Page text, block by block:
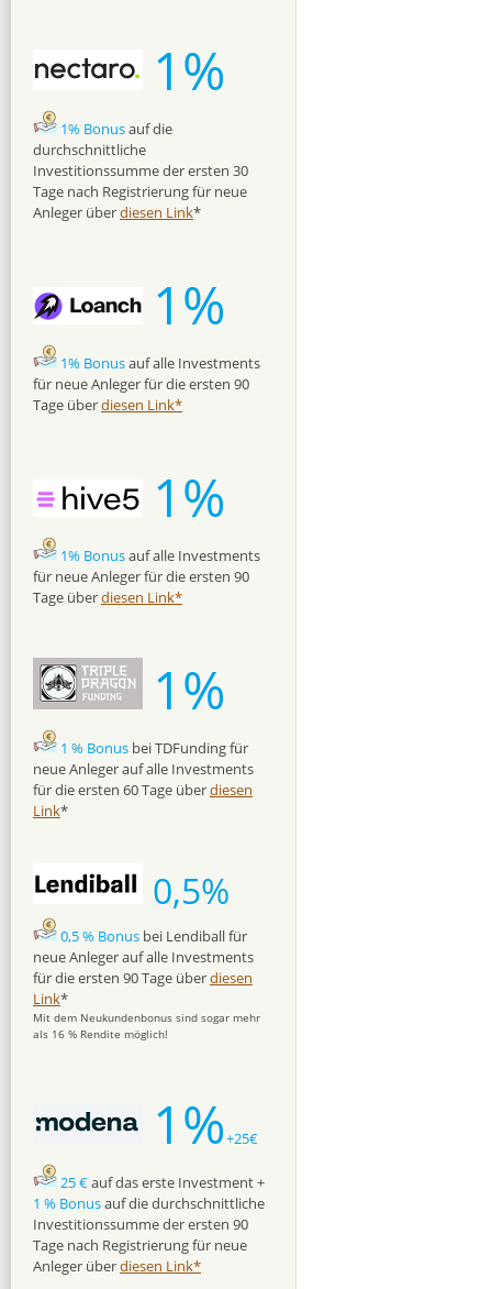
1%
1% Bonusauf die
durchschnittliche
Investitionssumme der ersten 30
Tage nach Registrierung für neue
Anleger überdiesen Link*
1%
1% Bonusauf alle Investments
für neue Anleger für die ersten 90
Tage überdiesen Link*
1%
1% Bonusauf alle Investments
für neue Anleger für die ersten 90
Tage überdiesen Link*
1%
1 % Bonus bei TDFunding für
neue Anleger auf alle Investments
für die ersten 60 Tage überdiesen
Link*
0,5%
0,5 % Bonus bei Lendiball für
neue Anleger auf alle Investments
für die ersten 90 Tage überdiesen
Link*
Mit dem Neukundenbonus sind sogar mehr
als 16 % Rendite möglich!
1%+25€
25 €auf das erste Investment +
1 % Bonusauf die durchschnittliche
Investitionssumme der ersten 90
Tage nach Registrierung für neue
Anleger überdiesen Link*